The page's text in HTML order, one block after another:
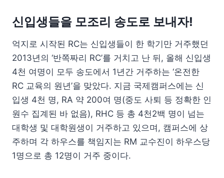
신입생들을 모조리 송도로 보내자!
억지로 시작된 RC는 신입생들이 한 학기만 거주했던
2013년의 ‘반쪽짜리 RC’를 거치고 난 뒤, 올해 신입생
4천 여명이 모두 송도에서 1년간 거주하는 ‘온전한
RC 교육의 원년’을 맞았다. 지금 국제캠퍼스에는 신
입생 4천 명, RA 약 200여 명(중도 사퇴 등 정확한 인
원수 집계된 바 없음), RHC 등 총 4천2백 명이 넘는
대학생 및 대학원생이 거주하고 있으며, 캠퍼스에 상
주하며 각 하우스를 책임지는 RM 교수진이 하우스당
1명으로 총 12명이 거주 중이다.